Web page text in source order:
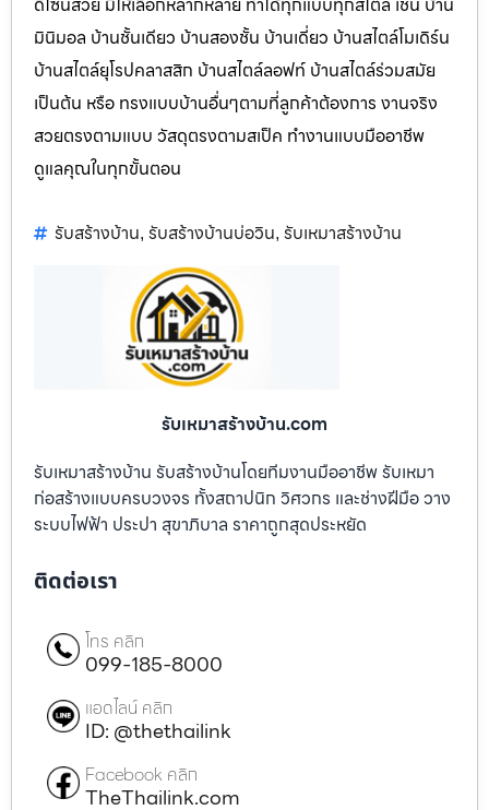
มินิมอล บ้านชั้นเดียว บ้านสองชั้น บ้านเดี่ยว บ้านสไตล์โมเดิร์น
บ้านสไตล์ยุโรปคลาสสิก บ้านสไตล์ลอฟท์ บ้านสไตล์ร่วมสมัย
เป็นต้น หรือ ทรงแบบบ้านอื่นๆตามที่ลูกค้าต้องการ งานจริง
สวยตรงตามแบบ วัสดุตรงตามสเป็ค ทำงานแบบมืออาชีพ
ดูแลคุณในทุกขั้นตอน
รับสร้างบ้าน, รับสร้างบ้านบ่อวิน, รับเหมาสร้างบ้าน
รับเหมาสร้างบ้าน.com
รับเหมาสร้างบ้าน รับสร้างบ้านโดยทีมงานมืออาชีพ รับเหมา
ก่อสร้างแบบครบวงจร ทั้งสถาปนิก วิศวกร และช่างฝีมือ วาง
ระบบไฟฟ้า ประปา สุขาภิบาล ราคาถูกสุดประหยัด
ติดต่อเรา
โทร คลิก
099-185-8000
แอดไลน์ คลิก
ID: @thethailink
Facebook คลิก
TheThailink.com